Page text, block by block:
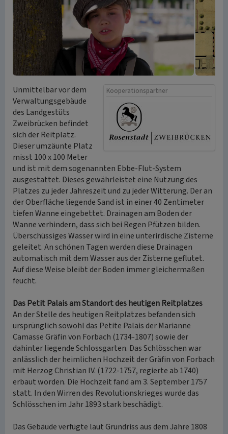
Kooperationspartner
Unmittelbar vor dem
Verwaltungsgebäude
des Landgestüts
Zweibrücken befindet
sich der Reitplatz.
Dieser umzäunte Platz
misst 100 x 100 Meter
und ist mit dem sogenannten Ebbe-Flut-System
ausgestattet. Dieses gewährleistet eine Nutzung des
Platzes zu jeder Jahreszeit und zu jeder Witterung. Der an
der Oberfläche liegende Sand ist in einer 40 Zentimeter
tiefen Wanne eingebettet. Drainagen am Boden der
Wanne verhindern, dass sich bei Regen Pfützen bilden.
Überschüssiges Wasser wird in eine unterirdische Zisterne
geleitet. An schönen Tagen werden diese Drainagen
automatisch mit dem Wasser aus der Zisterne geflutet.
Auf diese Weise bleibt der Boden immer gleichermaßen
feucht.
Das Petit Palais am Standort des heutigen Reitplatzes
An der Stelle des heutigen Reitplatzes befanden sich
ursprünglich sowohl das Petite Palais der Marianne
Camasse Gräfin von Forbach (1734-1807) sowie der
dahinter liegende Schlossgarten. Das Schlösschen war
anlässlich der heimlichen Hochzeit der Gräfin von Forbach
mit Herzog Christian IV. (1722-1757, regierte ab 1740)
erbaut worden. Die Hochzeit fand am 3. September 1757
statt. In den Wirren des Revolutionskrieges wurde das
Schlösschen im Jahr 1893 stark beschädigt.
Das Gebäude verfügte laut Grundriss aus dem Jahre 1808